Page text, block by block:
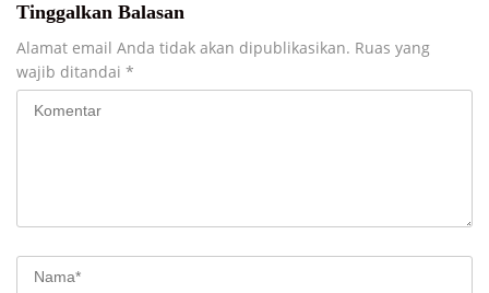
Tinggalkan Balasan
Alamat email Anda tidak akan dipublikasikan. Ruas yang
wajib ditandai *